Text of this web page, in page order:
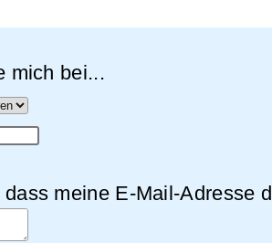
mich bei...
dass meine E-Mail-Adresse